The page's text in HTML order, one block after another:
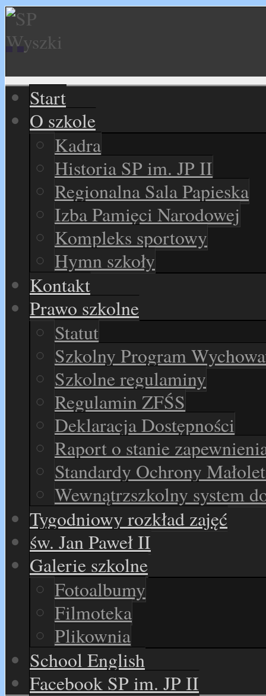
Start
O szkole
Kadra
Historia SP im. JP II
Regionalna Sala Papieska
Izba Pamięci Narodowej
Kompleks sportowy
Hymn szkoły
Kontakt
Prawo szkolne
Statut
Szkolny Program
Szkolne regulaminy
Regulamin ZFŚS
Deklaracja Dostępności
Raport o stanie
Standardy Ochrony
Wewnątrzszkolny system
Tygodniowy rozkład zajęć
św. Jan Paweł II
Galerie szkolne
Fotoalbumy
Filmoteka
Plikownia
School English
Facebook SP im. JP II